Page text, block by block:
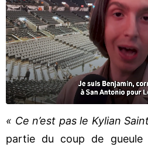
« Ce n’est pas le Kylian
partie du coup de gueule